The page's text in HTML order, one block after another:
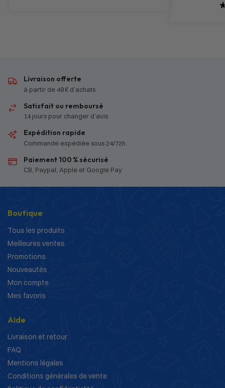
Livraison offerte
à partir de 49 € d’achats
Satisfait ou remboursé
14 jours pour changer d’avis
Expédition rapide
Commande expédiée sous 24/72h
Paiement 100 % sécurisé
CB, Paypal, Apple et Google Pay
Boutique
Tous les produits
Meilleures ventes
Promotions
Nouveautés
Mon compte
Mes favoris
Aide
Livraison et retour
FAQ
Mentions légales
Conditions générales de vente